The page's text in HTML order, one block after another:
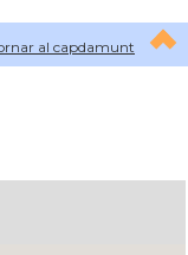
al capdamunt